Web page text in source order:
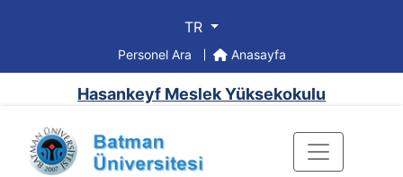
TR
Personel Ara Anasayfa
Hasankeyf Meslek Yüksekokulu